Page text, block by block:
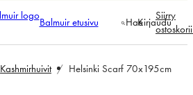
Balmuir etusivu HaeKirjaudu
Siirry
Kashmirhuivit Helsinki Scarf 70x195cm